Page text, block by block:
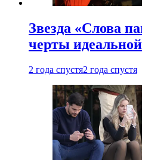
Звезда «Слова
черты
2 года спустя2 года спустя